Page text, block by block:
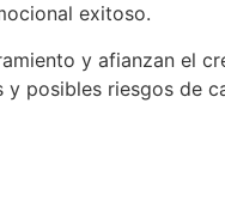
exitoso.
y afianzan el
y posibles riesgos de